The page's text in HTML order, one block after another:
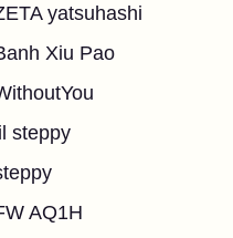
yatsuhashi
Xiu Pao
lil steppy
AQ1H